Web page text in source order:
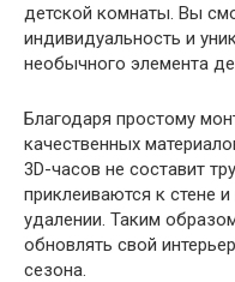
детской комнаты. Вы
индивидуальность и
необычного элемента
Благодаря простому
качественных
3D-часов не составит
приклеиваются к стене
удалении. Таким
обновлять свой
сезона.